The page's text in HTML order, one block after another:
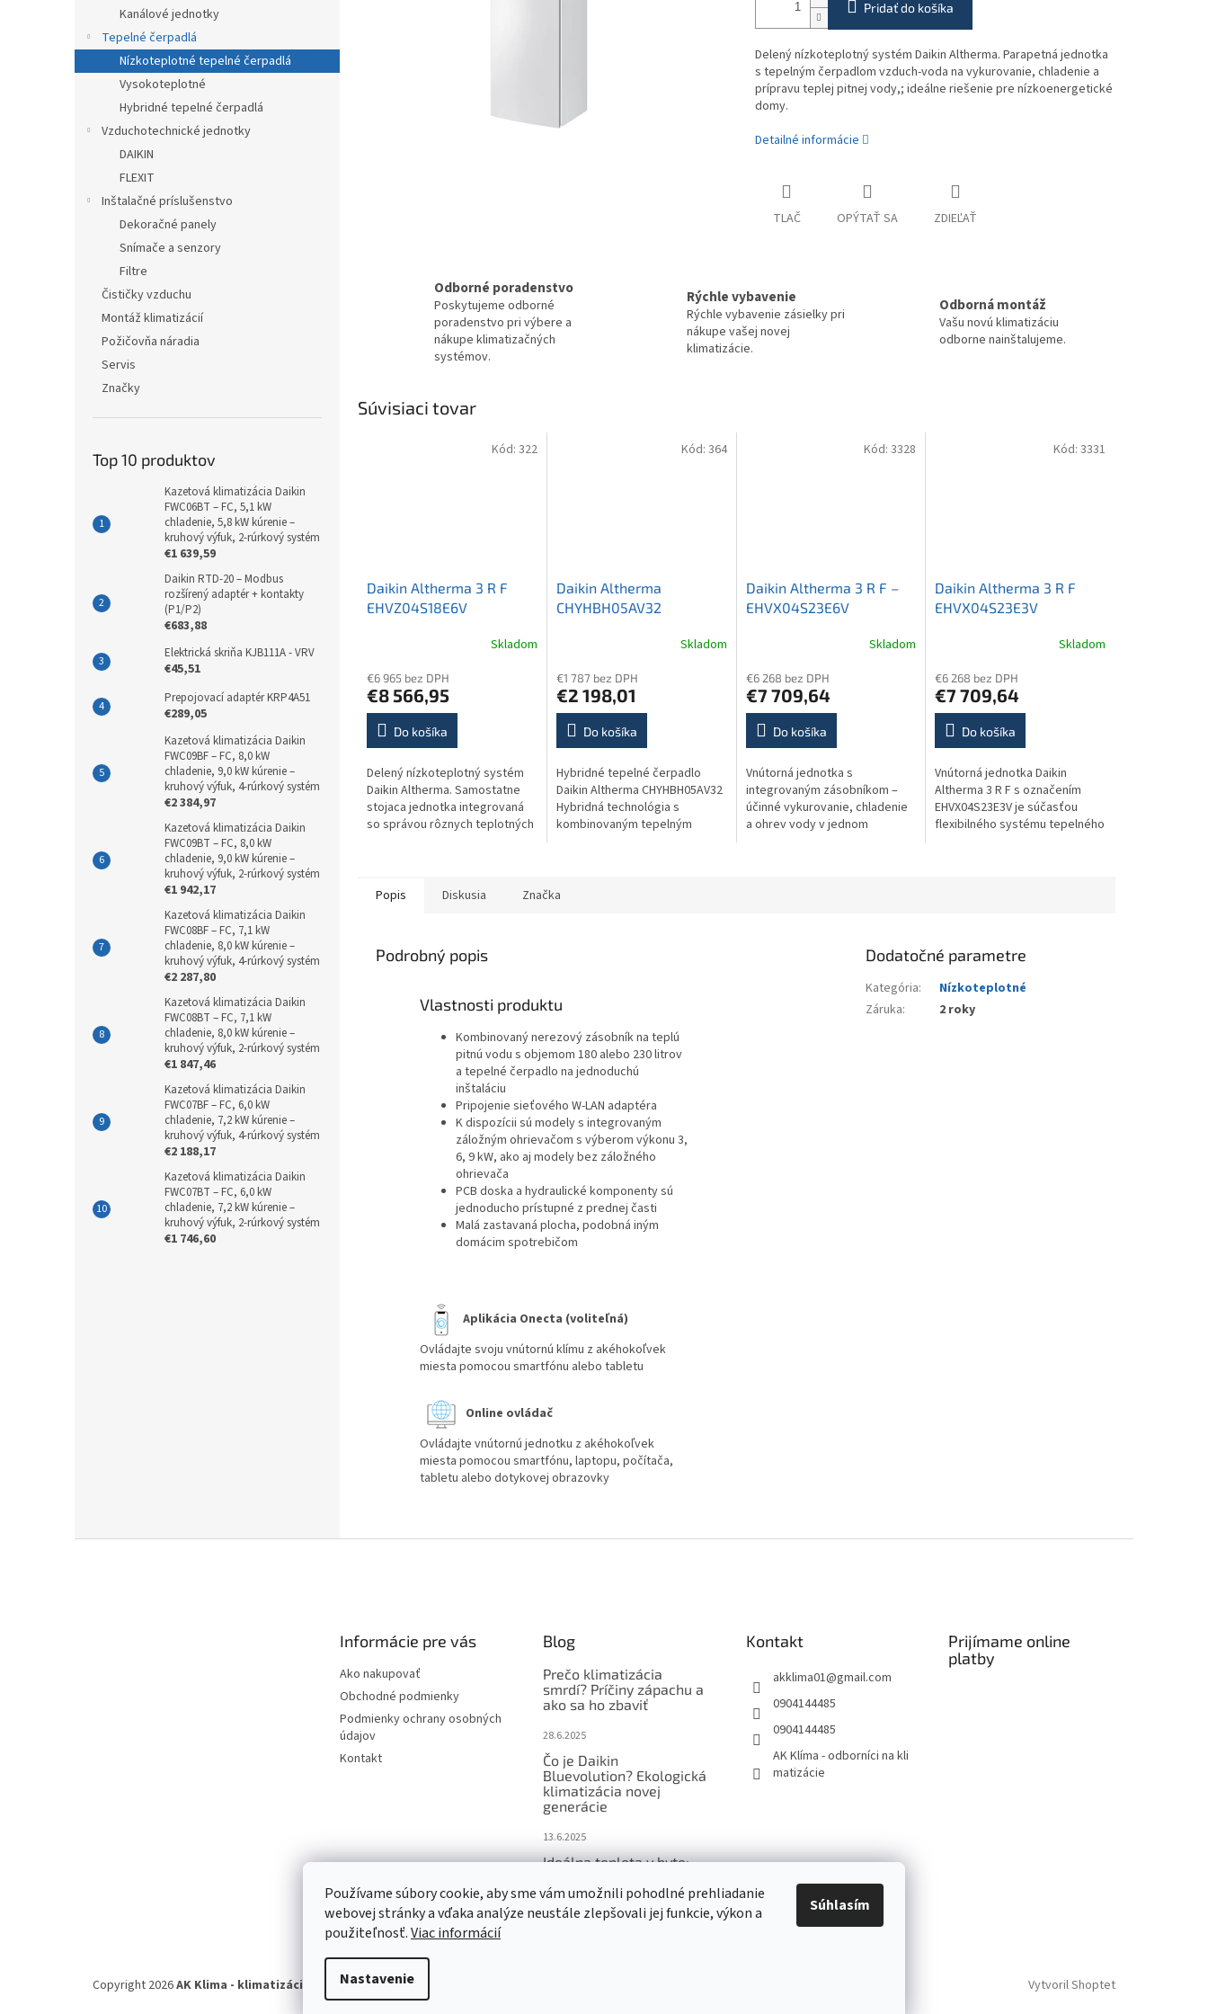
Používame súbory cookie, aby sme vám umožnili pohodlné prehliadanie
webovej stránky a vďaka analýze neustále zlepšovali jej funkcie, výkon a
použiteľnosť.Viac informácií
Nastavenie
Súhlasím
Kanálové jednotky
Tepelné čerpadlá
Nízkoteplotné tepelné čerpadlá
Vysokoteplotné
Hybridné tepelné čerpadlá
Vzduchotechnické jednotky
DAIKIN
FLEXIT
Inštalačné príslušenstvo
Dekoračné panely
Snímače a senzory
Filtre
Čističky vzduchu
Montáž klimatizácií
Požičovňa náradia
Servis
Značky
Top 10 produktov
Kazetová klimatizácia Daikin
FWC06BT – FC, 5,1 kW
chladenie, 5,8 kW kúrenie –
kruhový výfuk, 2-rúrkový systém
€1 639,59
Daikin RTD-20 – Modbus
rozšírený adaptér + kontakty
(P1/P2)
€683,88
Elektrická skriňa KJB111A - VRV
€45,51
Prepojovací adaptér KRP4A51
€289,05
Kazetová klimatizácia Daikin
FWC09BF – FC, 8,0 kW
chladenie, 9,0 kW kúrenie –
kruhový výfuk, 4-rúrkový systém
€2 384,97
Kazetová klimatizácia Daikin
FWC09BT – FC, 8,0 kW
chladenie, 9,0 kW kúrenie –
kruhový výfuk, 2-rúrkový systém
€1 942,17
Kazetová klimatizácia Daikin
FWC08BF – FC, 7,1 kW
chladenie, 8,0 kW kúrenie –
kruhový výfuk, 4-rúrkový systém
€2 287,80
Kazetová klimatizácia Daikin
FWC08BT – FC, 7,1 kW
chladenie, 8,0 kW kúrenie –
kruhový výfuk, 2-rúrkový systém
€1 847,46
Kazetová klimatizácia Daikin
FWC07BF – FC, 6,0 kW
chladenie, 7,2 kW kúrenie –
kruhový výfuk, 4-rúrkový systém
€2 188,17
Kazetová klimatizácia Daikin
FWC07BT – FC, 6,0 kW
chladenie, 7,2 kW kúrenie –
kruhový výfuk, 2-rúrkový systém
€1 746,60
Pridať do košíka
Delený nízkoteplotný systém Daikin Altherma. Parapetná jednotka
s tepelným čerpadlom vzduch-voda na vykurovanie, chladenie a
prípravu teplej pitnej vody,; ideálne riešenie pre nízkoenergetické
domy.
Detailné informácie
TLAČ OPÝTAŤ SA ZDIEĽAŤ
Odborné poradenstvo
Poskytujeme odborné
poradenstvo pri výbere a
nákupe klimatizačných
systémov.
Rýchle vybavenie
Rýchle vybavenie zásielky pri
nákupe vašej novej
klimatizácie.
Odborná montáž
Vašu novú klimatizáciu
odborne nainštalujeme.
Súvisiaci tovar
Daikin Altherma 3 R F
EHVZ04S18E6V
produktu
je
5,0
5
hviezdičiek.
Skladom
€6 965 bez DPH
€8 566,95
Do košíka
Delený nízkoteplotný systém
Daikin Altherma. Samostatne
stojaca jednotka integrovaná
so správou rôznych teplotných
Kód: 322
Daikin Altherma
CHYHBH05AV32
Skladom
€1 787 bez DPH
€2 198,01
Do košíka
Hybridné tepelné čerpadlo
Daikin Altherma CHYHBH05AV32
Hybridná technológia s
kombinovaným tepelným
Kód: 364
Daikin Altherma 3 R F –
EHVX04S23E6V
Skladom
€6 268 bez DPH
€7 709,64
Do košíka
Vnútorná jednotka s
integrovaným zásobníkom –
účinné vykurovanie, chladenie
a ohrev vody v jednom
Kód:3328
Daikin Altherma 3 R F
EHVX04S23E3V
Skladom
€6 268 bez DPH
€7 709,64
Do košíka
Vnútorná jednotka Daikin
Altherma 3 R F s označením
EHVX04S23E3V je súčasťou
flexibilného systému tepelného
Kód: 3331
Popis Diskusia Značka
Podrobný popis
Vlastnosti produktu
Kombinovaný nerezový zásobník na teplú
pitnú vodu s objemom 180 alebo 230 litrov
a tepelné čerpadlo na jednoduchú
inštaláciu
Pripojenie sieťového W-LAN adaptéra
K dispozícii sú modely s integrovaným
záložným ohrievačom s výberom výkonu 3,
6, 9 kW, ako aj modely bez záložného
ohrievača
PCB doska a hydraulické komponenty sú
jednoducho prístupné z prednej časti
Malá zastavaná plocha, podobná iným
domácim spotrebičom
Aplikácia Onecta (voliteľná)
Ovládajte svoju vnútornú klímu z akéhokoľvek
miesta pomocou smartfónu alebo tabletu
Online ovládač
Ovládajte vnútornú jednotku z akéhokoľvek
miesta pomocou smartfónu, laptopu, počítača,
tabletu alebo dotykovej obrazovky
Dodatočné parametre
Kategória:
Nízkoteplotné
Záruka: 2 roky
Informácie pre vás
Ako nakupovať
Obchodné podmienky
Podmienky ochrany osobných
údajov
Kontakt
Blog
Prečo klimatizácia
smrdí? Príčiny zápachu a
ako sa ho zbaviť
28.6.2025
Čo je Daikin
Bluevolution? Ekologická
klimatizácia novej
generácie
13.6.2025
Ideálna teplota v byte:
zime je správne?
Kontakt
akklima01@gmail.com
0904144485
0904144485
AK Klíma - odborníci na kli
matizácie
Prijímame online
platby
Vytvoril Shoptet
Copyright 2026AK Klima - klimatizácie, tepelné čerpadlá, vzduchotechnika Daikin